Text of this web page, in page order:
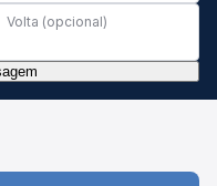
Volta (opcional)